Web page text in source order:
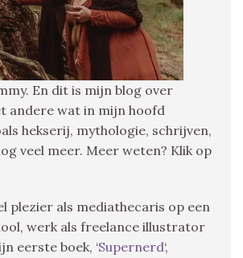
En dit is mijn blog over
andere wat in mijn hoofd
hekserij, mythologie, schrijven,
veel meer. Meer weten? Klik op
plezier als mediathecaris op een
werk als freelance illustrator
eerste boek, ‘Supernerd‘,